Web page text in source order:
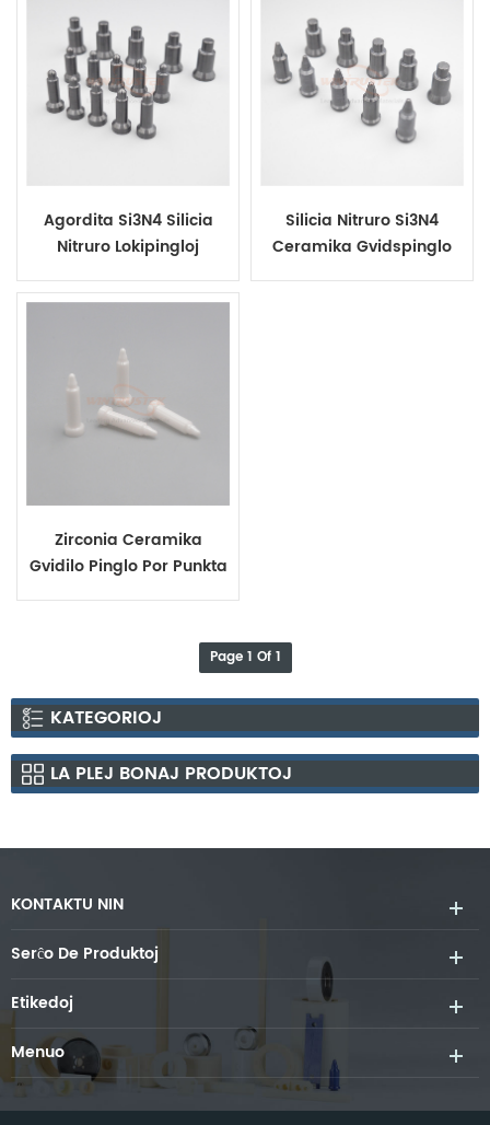
Agordita Si3N4 Silicia
Nitruro Lokipingloj
Silicia Nitruro Si3N4
Ceramika Gvidspinglo
Zirconia Ceramika
Gvidilo Pinglo Por Punkta
Page 1 Of 1
KATEGORIOJ
LA PLEJ BONAJ PRODUKTOJ
KONTAKTU NIN
Serĉo De Produktoj
Etikedoj
Menuo